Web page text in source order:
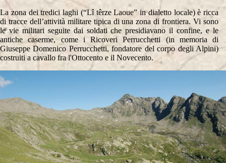
La zona dei tredici laghi (“Lî têrze Laoue” in dialetto locale) è ricca
di tracce dell’attività militare tipica di una zona di frontiera. Vi sono
le vie militari seguite dai soldati che presidiavano il confine, e le
antiche caserme, come i Ricoveri Perrucchetti (in memoria di
Giuseppe Domenico Perrucchetti, fondatore del corpo degli Alpini)
costruiti a cavallo fra l'Ottocento e il Novecento.